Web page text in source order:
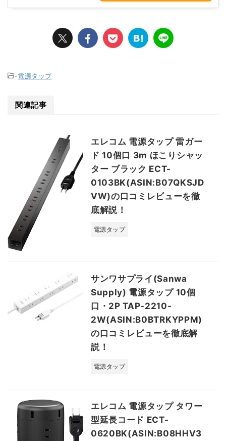
-電源タップ
関連記事
エレコム 電源タップ 雷ガー
ド 10個口 3m ほこりシャッ
ター ブラック ECT-
0103BK(ASIN:B07QKSJD
VW)の口コミレビューを徹
底解説！
電源タップ
サンワサプライ(Sanwa
Supply) 電源タップ 10個
口・2P TAP-2210-
2W(ASIN:B0BTRKYPPM)
の口コミレビューを徹底解
説！
電源タップ
エレコム 電源タップ タワー
型延長コード ECT-
0620BK(ASIN:B08HHV3